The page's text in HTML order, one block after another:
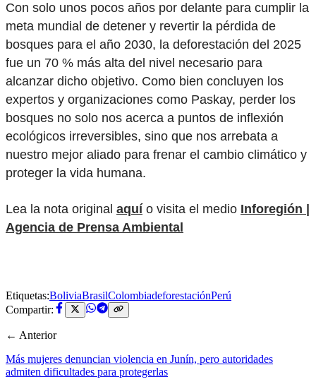
Con solo unos pocos años por delante para cumplir la
meta mundial de detener y revertir la pérdida de
bosques para el año 2030, la deforestación del 2025
fue un 70 % más alta del nivel necesario para
alcanzar dicho objetivo. Como bien concluyen los
expertos y organizaciones como Paskay, perder los
bosques no solo nos acerca a puntos de inflexión
ecológicos irreversibles, sino que nos arrebata a
nuestro mejor aliado para frenar el cambio climático y
proteger la vida humana.
Lea la nota original aquío visita el medio Inforegión |
Agencia de Prensa Ambiental
Etiquetas:BoliviaBrasilColombiadeforestaciónPerú
Compartir:
← Anterior
Más mujeres denuncian violencia en Junín, pero autoridades
admiten dificultades para protegerlas